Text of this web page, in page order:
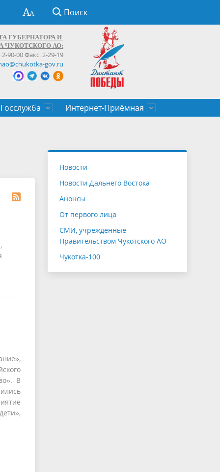
Поиск
ГУБЕРНАТОРА И
ЧУКОТСКОГО АО:
2-90-00 Факс: 2-29-19
gov.ru
Госслужба
служащих Чукотского автономного
Интернет-Приёмная
В
Новости
Новости Дальнего Востока
Анонсы
От первого лица
СМИ, учрежденные
Правительством Чукотского АО
Чукотка-100